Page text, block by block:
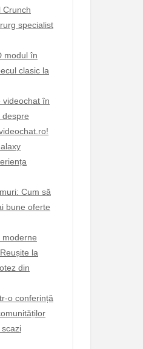
Crunch
specialist
modul în
clasic la
videochat în
despre
Cum să
bune oferte
moderne
la
din
o conferință